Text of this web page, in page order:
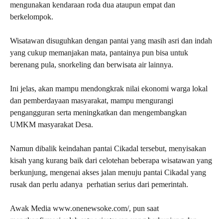
mengunakan kendaraan roda dua ataupun empat dan
berkelompok.
Wisatawan disuguhkan dengan pantai yang masih asri dan indah
yang cukup memanjakan mata, pantainya pun bisa untuk
berenang pula, snorkeling dan berwisata air lainnya.
Ini jelas, akan mampu mendongkrak nilai ekonomi warga lokal
dan pemberdayaan masyarakat, mampu mengurangi
pengangguran serta meningkatkan dan mengembangkan
UMKM masyarakat Desa.
Namun dibalik keindahan pantai Cikadal tersebut, menyisakan
kisah yang kurang baik dari celotehan beberapa wisatawan yang
berkunjung, mengenai akses jalan menuju pantai Cikadal yang
rusak dan perlu adanya perhatian serius dari pemerintah.
Awak Media www.onenewsoke.com/, pun saat